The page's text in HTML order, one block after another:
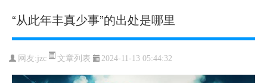
“从此年丰真少事”的出处是哪里
网友:jzc 文章列表 2024-11-13 05:44:32